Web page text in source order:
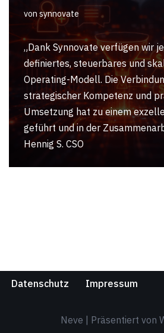
von synnovate
„Dank Synnovate verfügen wir
definiertes, steuerbares und
Operating-Modell. Die
strategischer Kompetenz und
Umsetzung hat zu einem
geführt und in der
Hennig S. CSO
Datenschutz Impressum
Neve | Präsentiert von